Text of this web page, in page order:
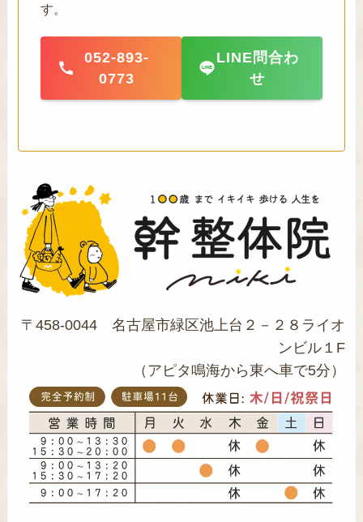
す。
052-893-
0773
LINE問合わ
せ
〒458-0044 名古屋市緑区池上台２－２８ライオ
ンビル１F
（アピタ鳴海から東へ車で5分）